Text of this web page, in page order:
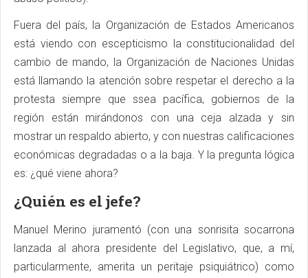
Fuera del país, la Organización de Estados Americanos
está viendo con escepticismo la constitucionalidad del
cambio de mando, la Organización de Naciones Unidas
está llamando la atención sobre respetar el derecho a la
protesta siempre que ssea pacífica, gobiernos de la
región están mirándonos con una ceja alzada y sin
mostrar un respaldo abierto, y con nuestras calificaciones
económicas degradadas o a la baja. Y la pregunta lógica
es: ¿qué viene ahora?
¿Quién es el jefe?
Manuel Merino juramentó (con una sonrisita socarrona
lanzada al ahora presidente del Legislativo, que, a mí,
particularmente, amerita un peritaje psiquiátrico) como